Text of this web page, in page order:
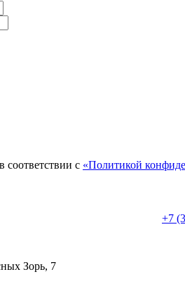
в соответствии с «Политикой
+7
Зорь, 7